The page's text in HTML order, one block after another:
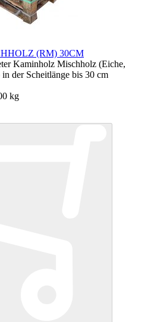
(RM) 30CM
Kaminholz Mischholz (Eiche,
der Scheitlänge bis 30 cm
kg